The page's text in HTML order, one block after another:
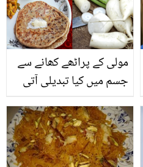
انکشافات کردیے؟
مولی کے پراٹھے کھانے سے
جسم میں کیا تبدیلی آتی
طریقہ اور موسی سبزی کے
ڈھیروں فائدے